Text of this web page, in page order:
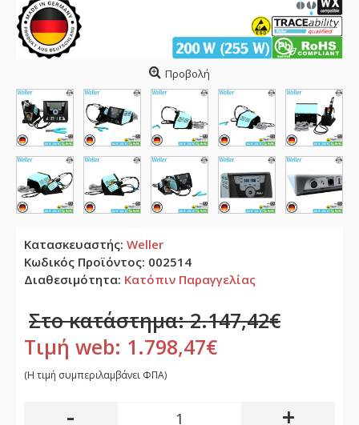
Προβολή
Κατασκευαστής: Weller
Κωδικός Προϊόντος: 002514
Διαθεσιμότητα: Κατόπιν Παραγγελίας
Στο κατάστημα: 2.147,42€
Τιμή web: 1.798,47€
(H τιμή συμπεριλαμβάνει ΦΠΑ)
- +